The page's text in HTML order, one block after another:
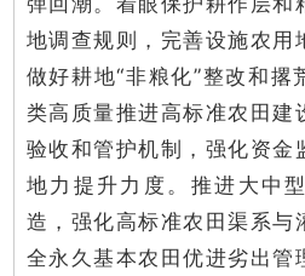
地调查规则，完善设施农用
做好耕地“非粮化”整改和撂
类高质量推进高标准农田建
验收和管护机制，强化资金
地力提升力度。推进大中
造，强化高标准农田渠系与
全永久基本农田优进劣出管